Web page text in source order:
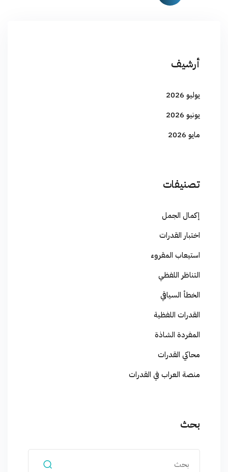
أرشيف
يوليو 2026
يونيو 2026
مايو 2026
تصنيفات
إكمال الجمل
اختبار القدرات
استيعاب المقروء
التناظر اللفظي
الخطأ السياقي
القدرات اللفظية
المفردة الشاذة
محاكي القدرات
منصة العراب في القدرات
بحث